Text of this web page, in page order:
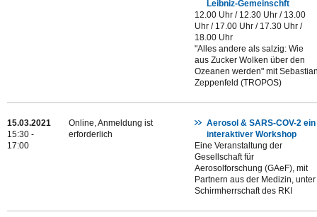
Leibniz-Gemeinschft
12.00 Uhr / 12.30 Uhr / 13.00
Uhr / 17.00 Uhr / 17.30 Uhr /
18.00 Uhr
"Alles andere als salzig: Wie
aus Zucker Wolken über den
Ozeanen werden" mit
Zeppenfeld (TROPOS)
15.03.2021
15:30 -
17:00
Online, Anmeldung ist
erforderlich
Aerosol & SARS-COV-2 ein
interaktiver Workshop
Eine Veranstaltung der
Gesellschaft für
Aerosolforschung (GAeF), mit
Partnern aus der Medizin, unter
Schirmherrschaft des RKI